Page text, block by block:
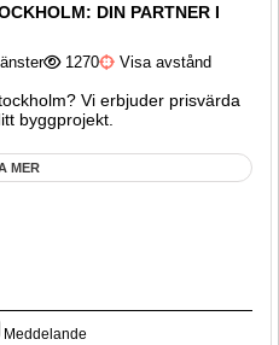
DIN PARTNER I
1270 Visa avstånd
Vi erbjuder prisvärda
byggprojekt.
MER
Meddelande